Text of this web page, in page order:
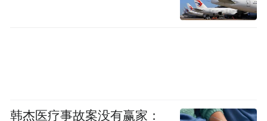
韩杰医疗事故案没有赢家：